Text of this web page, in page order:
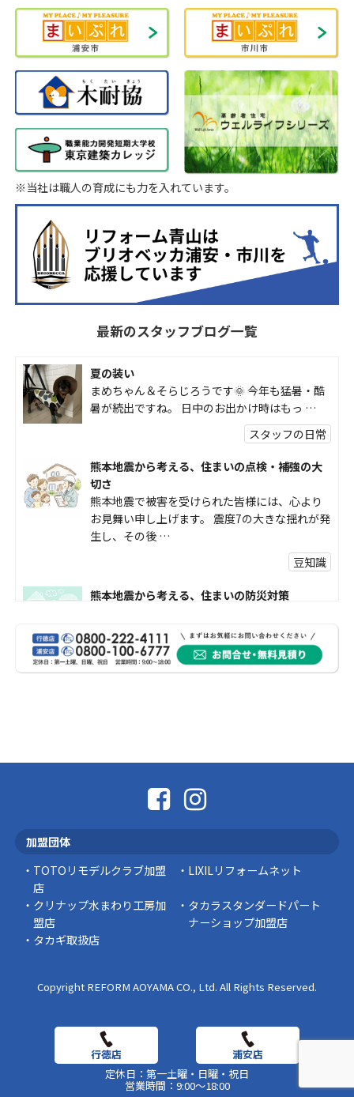
※当社は職人の育成にも力を入れています。
最新のスタッフブログ一覧
夏の装い
まめちゃん＆そらじろうです🌞 今年も猛暑・酷
暑が続出ですね。 日中のお出かけ時はもっ …
スタッフの日常
熊本地震から考える、住まいの点検・補強の大
切さ
熊本地震で被害を受けられた皆様には、心より
お見舞い申し上げます。 震度7の大きな揺れが発
生し、その後 …
豆知識
熊本地震から考える、住まいの防災対策
受けられた皆様に、心よりお見舞い申し上げま
す。 今回の地震 …
社長コラム
スタッフの日常
加盟団体
TOTOリモデルクラブ加盟
店
LIXILリフォームネット
クリナップ水まわり工房加
盟店
タカラスタンダードパート
ナーショップ加盟店
タカギ取扱店
Copyright REFORM AOYAMA CO., Ltd. All Rights Reserved.
定休日：第一土曜・日曜・祝日
営業時間：9:00～18:00